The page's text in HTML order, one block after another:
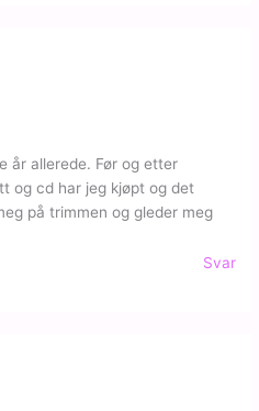
år allerede. Før og etter
og cd har jeg kjøpt og det
på trimmen og gleder meg
Svar